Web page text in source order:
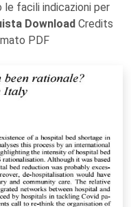
facili indicazioni per
Download Credits
PDF